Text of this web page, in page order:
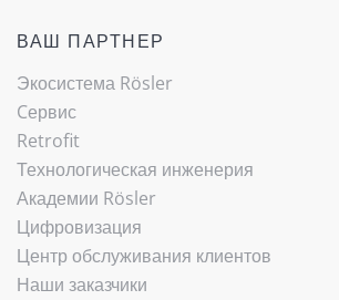
ВАШ ПАРТНЕР
Экосистема Rösler
Cервис
Retrofit
Технологическая инженерия
Академии Rösler
Цифровизация
Центр обслуживания клиентов
Наши заказчики